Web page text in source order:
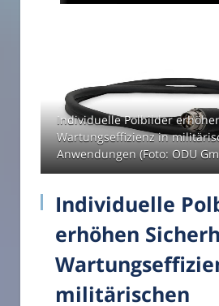
Individuelle Polbilder
Wartungseffizienz in
Anwendungen (Foto: ODU
Individuelle
erhöhen
militärischen